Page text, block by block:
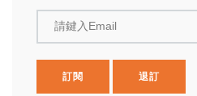
請鍵入Email
訂閱 退訂